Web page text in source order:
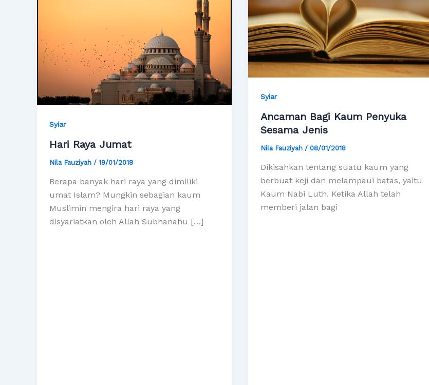
Syiar
Hari Raya Jumat
Nila Fauziyah / 19/01/2018
Berapa banyak hari raya yang dimiliki
umat Islam? Mungkin sebagian kaum
Muslimin mengira hari raya yang
disyariatkan oleh Allah Subhanahu […]
Syiar
Ancaman Bagi Kaum Penyuka
Sesama Jenis
Nila Fauziyah / 08/01/2018
Dikisahkan tentang suatu kaum yang
berbuat keji dan melampaui batas, yaitu
Kaum Nabi Luth. Ketika Allah telah
memberi jalan bagi